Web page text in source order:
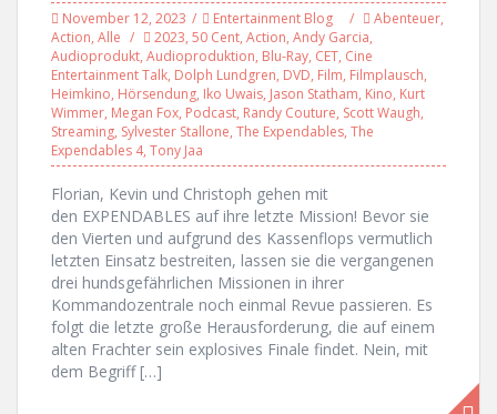
November 12, 2023 Entertainment Blog Abenteuer,
Action, Alle 2023, 50 Cent, Action, Andy Garcia,
Audioprodukt, Audioproduktion, Blu-Ray, CET, Cine
Entertainment Talk, Dolph Lundgren, DVD, Film, Filmplausch,
Heimkino, Hörsendung, Iko Uwais, Jason Statham, Kino, Kurt
Wimmer, Megan Fox, Podcast, Randy Couture, Scott Waugh,
Streaming, Sylvester Stallone, The Expendables, The
Expendables 4, Tony Jaa
Florian, Kevin und Christoph gehen mit
den EXPENDABLES auf ihre letzte Mission! Bevor sie
den Vierten und aufgrund des Kassenflops vermutlich
letzten Einsatz bestreiten, lassen sie die vergangenen
drei hundsgefährlichen Missionen in ihrer
Kommandozentrale noch einmal Revue passieren. Es
folgt die letzte große Herausforderung, die auf einem
alten Frachter sein explosives Finale findet. Nein, mit
dem Begriff […]